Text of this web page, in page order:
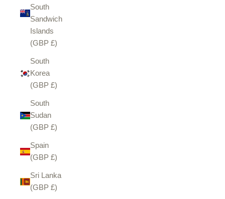
South
Sandwich
Islands
(GBP £)
South
Korea
(GBP £)
South
Sudan
(GBP £)
Spain
(GBP £)
Sri Lanka
(GBP £)